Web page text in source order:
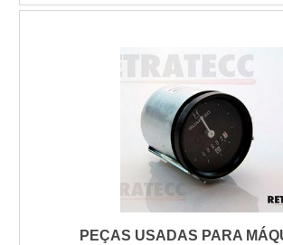
comando que recebeu. Um
Sensor; E ....
PEÇAS USADAS PARA